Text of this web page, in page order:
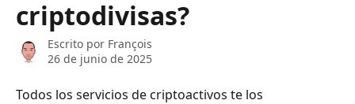
criptodivisas?
Escrito por François
26 de junio de 2025
Todos los servicios de criptoactivos te los